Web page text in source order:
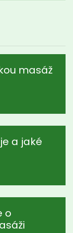
masáž
a jaké
o